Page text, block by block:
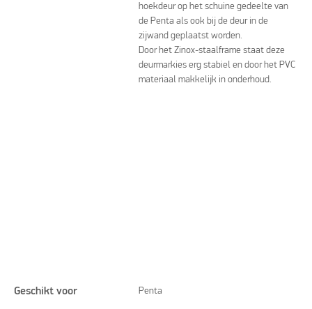
hoekdeur op het schuine gedeelte van
de Penta als ook bij de deur in de
zijwand geplaatst worden.
Door het Zinox-staalframe staat deze
deurmarkies erg stabiel en door het PVC
materiaal makkelijk in onderhoud.
Geschikt voor Penta